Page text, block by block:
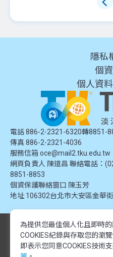
隱私
個
個人資
電話 886-2-2321-6320轉8851-
傳真 886-2-2321-4036
服務信箱 oce@mail2.tku.edu.tw
網頁負責人 陳道昌 聯絡電話：
8851-8853
個資保護聯絡窗口 陳玉芳
地址 106302台北市大安區金華
© 2024 淡江大學推廣教育處. 版權所
提供，未經授權禁止轉載或引用。所
有，僅供學習交流使用。
© 2024 Tamkang University Office
為提供您最佳個人化且即時
COOKIES紀錄與存取您的瀏
即表示您同意COOKIES技術